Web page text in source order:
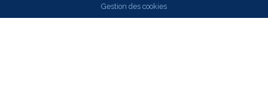
Gestion des cookies